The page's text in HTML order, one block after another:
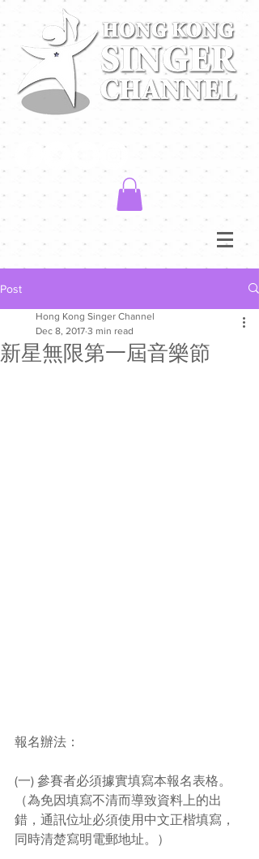
Post
新星無限第一屆音樂節
Hong Kong Singer Channel
Dec 8, 2017 3 min read
報名辦法：
(一) 參賽者必須據實填寫本報名表格。
（為免因填寫不清而導致資料上的出
錯，通訊位址必須使用中文正楷填寫，
同時清楚寫明電郵地址。）